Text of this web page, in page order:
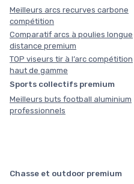
Meilleurs arcs recurves carbone
compétition
Comparatif arcs à poulies longue
distance premium
TOP viseurs tir à l’arc compétition
haut de gamme
Sports collectifs premium
Meilleurs buts football aluminium
professionnels
Chasse et outdoor premium